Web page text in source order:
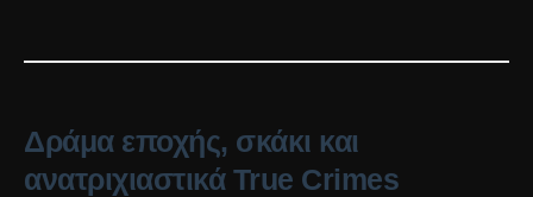
Δράμα εποχής, σκάκι και
ανατριχιαστικά True Crimes